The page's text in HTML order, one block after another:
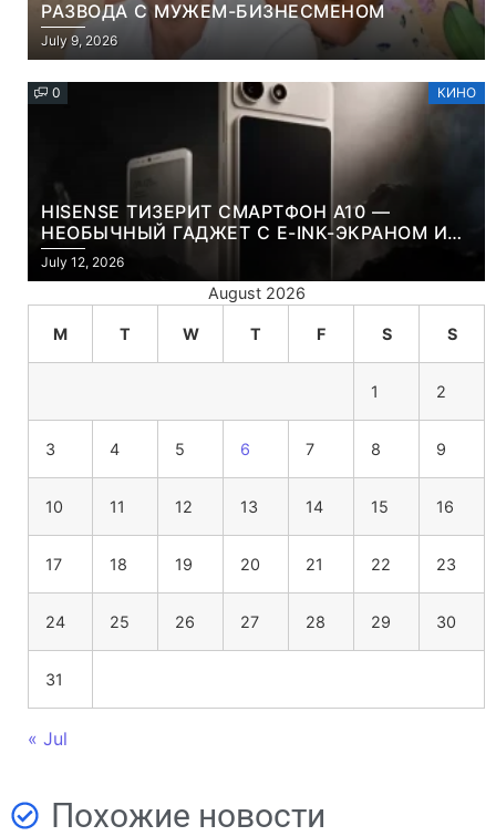
РАЗВОДА С МУЖЕМ-БИЗНЕСМЕНОМ
July 9, 2026
0 КИНО
HISENSE ТИЗЕРИТ СМАРТФОН A10 —
НЕОБЫЧНЫЙ ГАДЖЕТ С E-INK-ЭКРАНОМ И
СЪЕМНОЙ LCD-ПАНЕЛЬЮ ДЛЯ ЦВЕТНОГО
КОНТЕНТА И СОЦСЕТЕЙ
July 12, 2026
August 2026
M T W T F S S
1 2
3 4 5 6 7 8 9
10 11 12 13 14 15 16
17 18 19 20 21 22 23
24 25 26 27 28 29 30
31
« Jul
Похожие новости